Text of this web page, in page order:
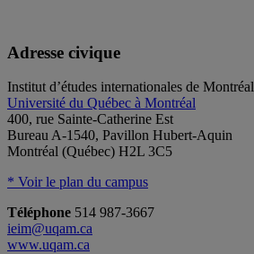
Adresse civique
Institut d’études internationales de Montréal
Université du Québec à Montréal
400, rue Sainte-Catherine Est
Bureau A-1540, Pavillon Hubert-Aquin
Montréal (Québec) H2L 3C5
* Voir le plan du campus
Téléphone 514 987-3667
ieim@uqam.ca
www.uqam.ca